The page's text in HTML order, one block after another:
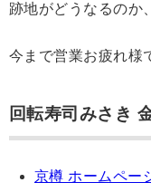
跡地がどうなるのか
今まで営業お疲れ様
回転寿司みさき
京樽 ホームペー